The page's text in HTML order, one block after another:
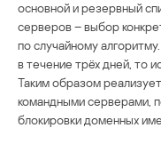
основной и резервный
серверов – выбор
по случайному
в течение трёх дней, то
Таким образом
командными серверами,
блокировки доменных